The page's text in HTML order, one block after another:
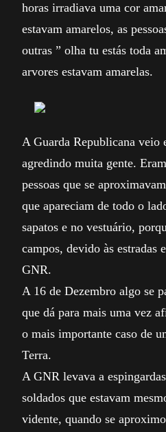
horas irradiava uma cor
estavam amarelos, as
outras ” olha tu estás toda
arvores estavam amarelas.
A Guarda Republicana veio
agredindo muita gente.
pessoas que se
que apareciam de todo o
sapatos e no vestuário,
campos, devido às estradas
GNR.
A 16 de Dezembro algo se
que dá para mais uma vez
o mais importante caso de
Terra.
A GNR levava a
soldados que estavam
vidente, quando se